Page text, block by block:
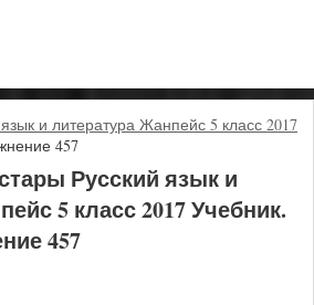
и литература Жанпейс 5 класс 2017
457
Русский язык и
5 класс 2017 Учебник.
457